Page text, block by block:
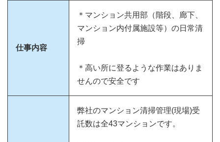
仕事内容
＊マンション共用部（階段、廊下、
マンション内付属施設等）の日常清
掃
＊高い所に登るような作業はありま
せんので安全です
弊社のマンション清掃管理(現場)受
託数は全43マンションです。